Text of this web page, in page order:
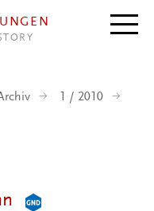
1 / 2010